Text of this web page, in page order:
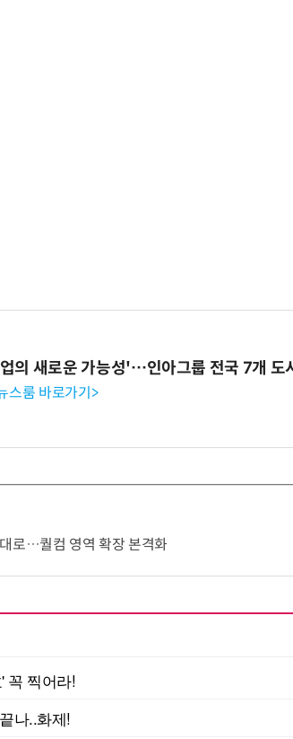
의 새로운 가능성'…인아그룹 전국 7개 도
스룸 바로가기>
로…퀄컴 영역 확장 본격화